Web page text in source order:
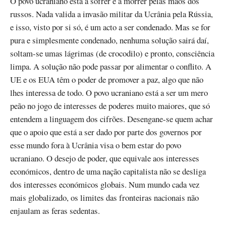
russos. Nada valida a invasão militar da Ucrânia pela Rússia,
e isso, visto por si só, é um acto a ser condenado. Mas se for
pura e simplesmente condenado, nenhuma solução sairá daí,
soltam-se umas lágrimas (de crocodilo) e pronto, consciência
limpa. A solução não pode passar por alimentar o conflito. A
UE e os EUA têm o poder de promover a paz, algo que não
lhes interessa de todo. O povo ucraniano está a ser um mero
peão no jogo de interesses de poderes muito maiores, que só
entendem a linguagem dos cifrões. Desengane-se quem achar
que o apoio que está a ser dado por parte dos governos por
esse mundo fora à Ucrânia visa o bem estar do povo
ucraniano. O desejo de poder, que equivale aos interesses
económicos, dentro de uma nação capitalista não se desliga
dos interesses económicos globais. Num mundo cada vez
mais globalizado, os limites das fronteiras nacionais não
enjaulam as feras sedentas.